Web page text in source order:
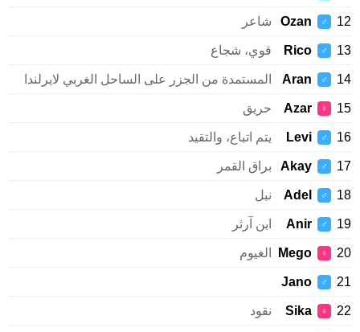
♂
Ozan شاعر
♂
Rico قوي، شجاع
♂
Aran المستمدة من الجزر على الساحل الغربي لايرلندا
♀
Azar حريق
♂
Levi يتم اتباع، والتقيد
♂
Akay براق القمر
♂
Adel نبل
♂
Anir ابن آرثر
♀
Mego الغيوم
♂
Jano
♀
Sika نقود